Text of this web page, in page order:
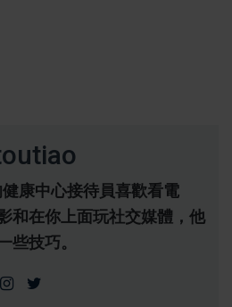
康中心接待員喜歡看電
和在你上面玩社交媒體，他
些技巧。